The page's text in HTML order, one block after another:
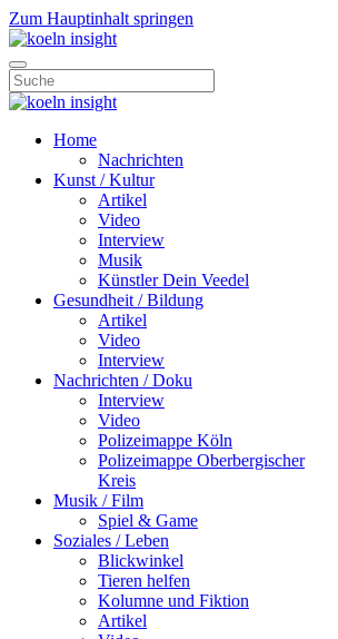
Zum Hauptinhalt springen
Home
Nachrichten
Kunst / Kultur
Artikel
Video
Interview
Musik
Künstler Dein Veedel
Gesundheit / Bildung
Artikel
Video
Interview
Nachrichten / Doku
Interview
Video
Polizeimappe Köln
Polizeimappe Oberbergischer
Kreis
Musik / Film
Spiel & Game
Soziales / Leben
Blickwinkel
Tieren helfen
Kolumne und Fiktion
Artikel